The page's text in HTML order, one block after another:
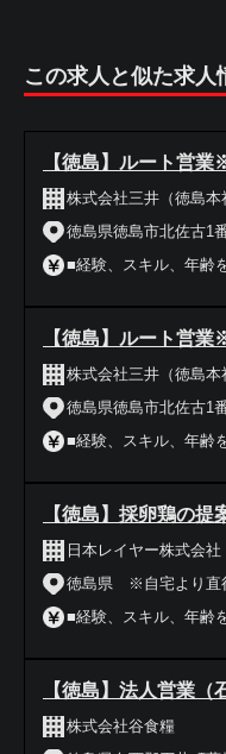
この求人と似た求人
【徳島】ルート営
株式会社三井（徳島本
徳島県徳島市北佐古1
■経験、スキル、年齢
【徳島】ルート営
株式会社三井（徳島本
徳島県徳島市北佐古1
■経験、スキル、年齢
【徳島】採卵鶏の
日本レイヤー株式会社
徳島県 ※自宅より直
■経験、スキル、年齢
【徳島】法人営業（
株式会社谷食糧